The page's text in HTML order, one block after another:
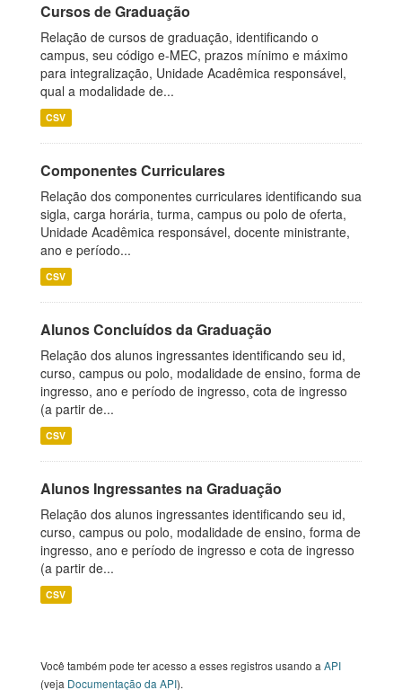
Cursos de Graduação
Relação de cursos de graduação, identificando o
campus, seu código e-MEC, prazos mínimo e máximo
para integralização, Unidade Acadêmica responsável,
qual a modalidade de...
CSV
Componentes Curriculares
Relação dos componentes curriculares identificando sua
sigla, carga horária, turma, campus ou polo de oferta,
Unidade Acadêmica responsável, docente ministrante,
ano e período...
CSV
Alunos Concluídos da Graduação
Relação dos alunos ingressantes identificando seu id,
curso, campus ou polo, modalidade de ensino, forma de
ingresso, ano e período de ingresso, cota de ingresso
(a partir de...
CSV
Alunos Ingressantes na Graduação
Relação dos alunos ingressantes identificando seu id,
curso, campus ou polo, modalidade de ensino, forma de
ingresso, ano e período de ingresso e cota de ingresso
(a partir de...
CSV
Você também pode ter acesso a esses registros usando a API
(veja Documentação da API).